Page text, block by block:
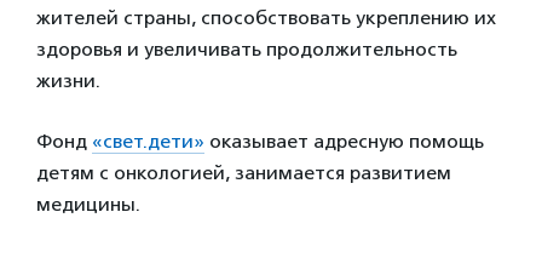
жителей страны, способствовать укреплению их
здоровья и увеличивать продолжительность
жизни.
Фонд «свет.дети» оказывает адресную помощь
детям с онкологией, занимается развитием
медицины.